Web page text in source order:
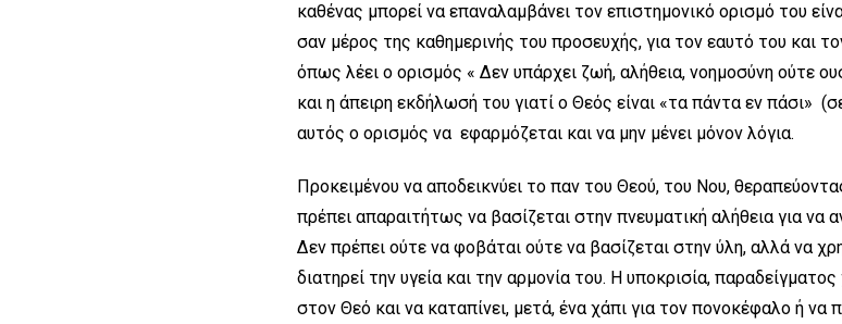
καθένας μπορεί να επαναλαμβάνει τον επιστημονικό ορισμό του
σαν μέρος της καθημερινής του προσευχής, για τον εαυτό του και
όπως λέει ο ορισμός « Δεν υπάρχει ζωή, αλήθεια, νοημοσύνη ούτε
και η άπειρη εκδήλωσή του γιατί ο Θεός είναι «τα πάντα εν πάσι»
αυτός ο ορισμός να εφαρμόζεται και να μην μένει μόνον λόγια.
Προκειμένου να αποδεικνύει το παν του Θεού, του Νου,
πρέπει απαραιτήτως να βασίζεται στην πνευματική αλήθεια για να
Δεν πρέπει ούτε να φοβάται ούτε να βασίζεται στην ύλη, αλλά να
διατηρεί την υγεία και την αρμονία του. Η υποκρισία,
στον Θεό και να καταπίνει, μετά, ένα χάπι για τον πονοκέφαλο ή να